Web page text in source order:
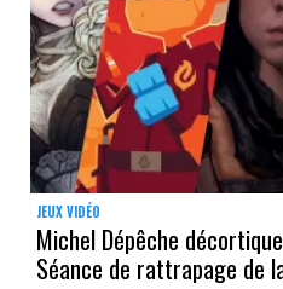
JEUX VIDÉO
Michel Dépêche
Séance de rattrapage de